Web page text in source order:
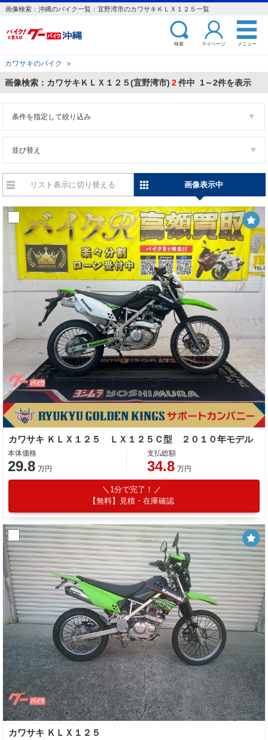
画像検索：沖縄のバイク一覧：宜野湾市のカワサキＫＬＸ１２５一覧
検索 マイページ メニュー
カワサキのバイク ＞
画像検索：カワサキＫＬＸ１２５(宜野湾市) 2件中 1～2件を表示
条件を指定して絞り込み
並び替え
リスト表示に切り替える 画像表示中
カワサキ ＫＬＸ１２５ ＬＸ１２５Ｃ型 ２０１０年モデル
本体価格
29.8 万円
支払総額
34.8 万円
1分で完了！
【無料】見積・在庫確認
カワサキ ＫＬＸ１２５